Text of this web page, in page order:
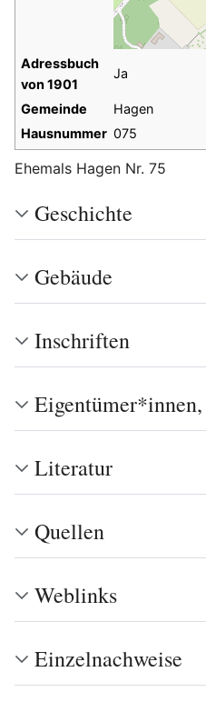
Adressbuch
von 1901
Ja
Gemeinde
Hagen
Hausnummer 075
Ehemals Hagen Nr. 75
Geschichte
Gebäude
Inschriften
Literatur
Quellen
Weblinks
Einzelnachweise